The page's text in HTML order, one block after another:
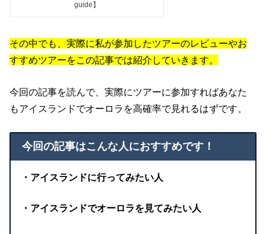
guide】
その中でも、実際に私が参加したツアーのレビューやお
すすめツアーをこの記事では紹介していきます。
今回の記事を読んで、実際にツアーに参加すればあなた
もアイスランドでオーロラを高確率で見れるはずです。
今回の記事はこんな人におすすめです！
・アイスランドに行ってみたい人
・アイスランドでオーロラを見てみたい人